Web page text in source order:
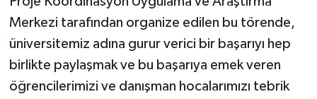
Merkezi tarafından organize edilen bu törende,
üniversitemiz adına gurur verici bir başarıyı hep
birlikte paylaşmak ve bu başarıya emek veren
öğrencilerimizi ve danışman hocalarımızı tebrik